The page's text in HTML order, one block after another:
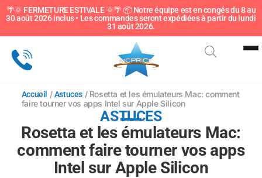
🌴🌞 FERMETURE ESTIVALE 🌞🌴 📦 Notre équipe est en congés du 8 au
30 août 2026 inclus • Les commandes seront expédiées à partir du lundi
31 août 2026.
Sous-catégorie
Accueil /Astuces / Rosetta et les émulateurs Mac: comment
faire tourner vos apps Intel sur Apple Silicon
ASTUCES
Rosetta et les émulateurs Mac:
comment faire tourner vos apps
Intel sur Apple Silicon